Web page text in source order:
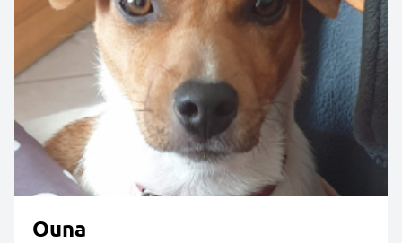
Ouna